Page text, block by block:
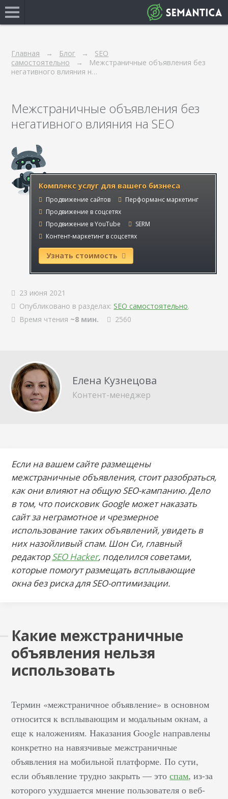
Главная Блог
SEO
самостоятельно
Межстраничные объявления без
негативного влияния н…
Межстраничные объявления без
негативного влияния на SEO
Комплекс услуг для вашего бизнеса
Продвижение сайтов
Перформанс маркетинг
Продвижение в соцсетях
Продвижение в YouTube
SERM
Контент-маркетинг в соцсетях
Узнать стоимость
23 июня 2021
Опубликовано в разделах: SEO самостоятельно.
Время чтения ~8 мин. 2560
Елена Кузнецова
Контент-менеджер
Если на вашем сайте размещены
межстраничные объявления, стоит разобраться,
как они влияют на общую SEO-кампанию. Дело
в том, что поисковик Google может наказать
сайт за неграмотное и чрезмерное
использование таких объявлений, увидеть в
них назойливый спам. Шон Си, главный
редакторSEO Hacker, поделился советами,
которые помогут размещать всплывающие
окна без риска для SEO-оптимизации.
Какие межстраничные
объявления нельзя
использовать
Термин «межстраничное объявление» в основном
относится к всплывающим и модальным окнам, а
еще к наложениям. Наказания Google направлены
конкретно на навязчивые межстраничные
объявления на мобильной платформе. По сути,
если объявление трудно закрыть — этоспам, из-за
которого ухудшается мнение пользователя о веб-